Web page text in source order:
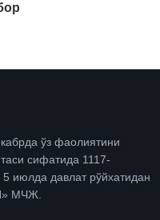
ўз фаолиятини
сифатида 1117-
июлда давлат рўйхатидан
МЧЖ.